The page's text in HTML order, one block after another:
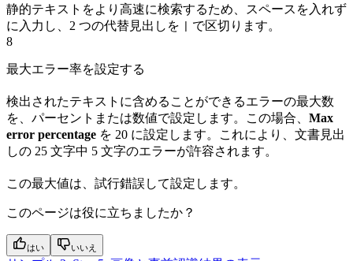
静的テキストをより高速に検索するため、スペースを入れず
に入力し、2 つの代替見出しを
で区切ります。
8
最大エラー率を設定する
検出されたテキストに含めることができるエラーの最大数
を、パーセントまたは数値で設定します。この場合、 Max
error percentage を 20 に設定します。これにより、文書見出
しの 25 文字中 5 文字のエラーが許容されます。
この最大値は、試行錯誤して設定します。
このページは役に立ちましたか？
はい いいえ